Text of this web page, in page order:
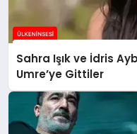
Sahra Işık ve İdris
Umre’ye Gittiler